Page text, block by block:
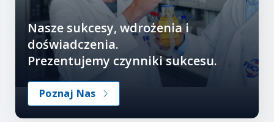
Nasze sukcesy, wdrożenia i
doświadczenia.
Prezentujemy czynniki sukcesu.
Poznaj Nas